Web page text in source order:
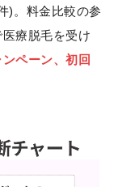
)。料金比較の参
療脱毛を受け
ペーン、初回